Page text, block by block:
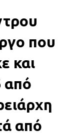
που
και
από
από